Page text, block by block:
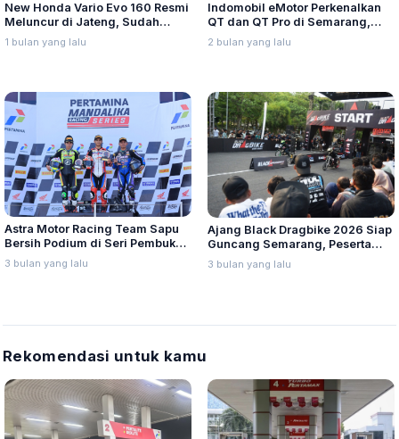
New Honda Vario Evo 160 Resmi
Meluncur di Jateng, Sudah
Kantongi Lebih dari 700 SPK
1 bulan yang lalu
Indomobil eMotor Perkenalkan
QT dan QT Pro di Semarang,
Motor Listrik Stylish Harga
Terjangkau
2 bulan yang lalu
Astra Motor Racing Team Sapu
Bersih Podium di Seri Pembuka
Mandalika Racing Series 2026
3 bulan yang lalu
Ajang Black Dragbike 2026 Siap
Guncang Semarang, Peserta
Ditarget Tembus 500 Starter
3 bulan yang lalu
Rekomendasi untuk kamu